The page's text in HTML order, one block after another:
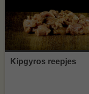
Kipgyros reepjes